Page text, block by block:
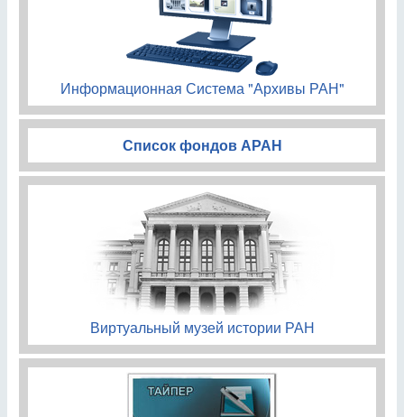
Информационная Система "Архивы РАН"
Список фондов АРАН
Виртуальный музей истории РАН